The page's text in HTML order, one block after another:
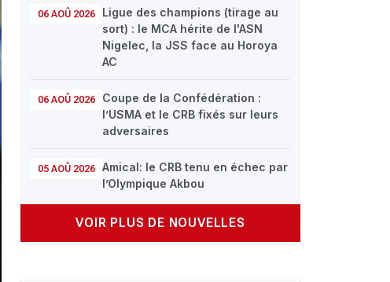
06 AOÛ 2026
Ligue des champions (tirage au
sort) : le MCA hérite de l'ASN
Nigelec, la JSS face au Horoya
AC
06 AOÛ 2026
Coupe de la Confédération :
l’USMA et le CRB fixés sur leurs
adversaires
05 AOÛ 2026
Amical: le CRB tenu en échec par
l’Olympique Akbou
VOIR PLUS DE NOUVELLES